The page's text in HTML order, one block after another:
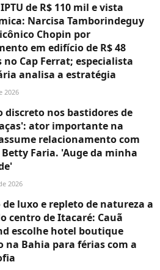
de R$ 110 mil e vista
Narcisa Tamborindeguy
Chopin por
em edifício de R$ 48
no Cap Ferrat; especialista
analisa a estratégia
2026
discreto nos bastidores de
ator importante na
relacionamento com
Faria. 'Auge da minha
2026
de luxo e repleto de natureza a
centro de Itacaré: Cauã
escolhe hotel boutique
na Bahia para férias com a